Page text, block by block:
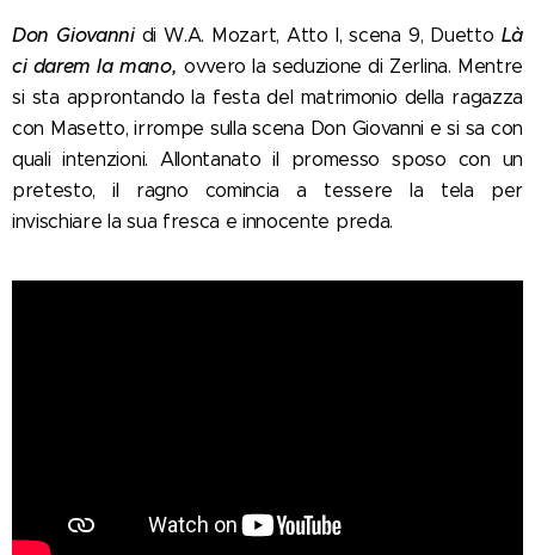
Don Giovanni di W.A. Mozart, Atto I, scena 9, Duetto Là
ci darem la mano, ovvero la seduzione di Zerlina. Mentre
si sta approntando la festa del matrimonio della ragazza
con Masetto, irrompe sulla scena Don Giovanni e si sa con
quali intenzioni. Allontanato il promesso sposo con un
pretesto, il ragno comincia a tessere la tela per
invischiare la sua fresca e innocente preda.